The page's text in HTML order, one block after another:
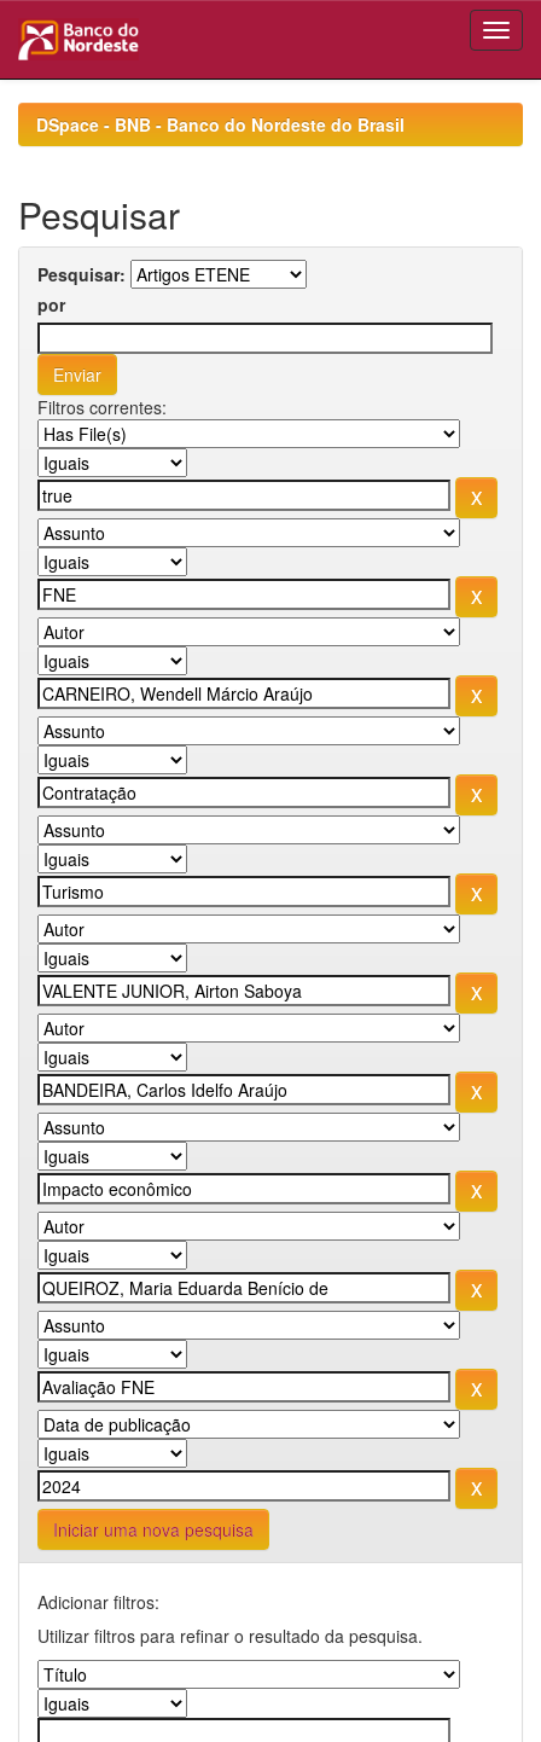
navigationDSpace - BNB - Banco do Nordeste do Brasil
Pesquisar
Pesquisar:
por
Filtros correntes:
Iniciar uma nova pesquisa
Adicionar filtros:
Utilizar filtros para refinar o resultado da pesquisa.